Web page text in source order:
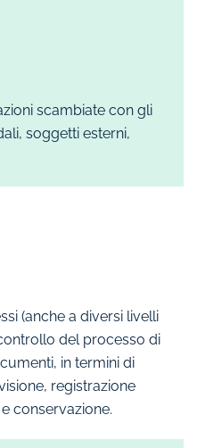
scambiate con gli
soggetti esterni,
(anche a diversi livelli
del processo di
in termini di
registrazione
conservazione.